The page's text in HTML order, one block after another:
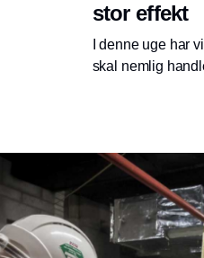
stor effekt
I denne uge har
skal nemlig